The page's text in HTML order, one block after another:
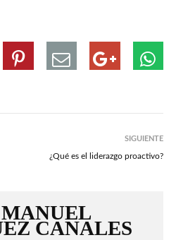
SIGUIENTE
¿Qué es el liderazgo proactivo?
CANALES